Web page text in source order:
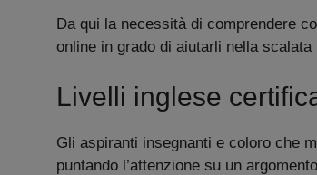
Da qui la necessità di comprendere
online in grado di aiutarli nella scalata
Livelli inglese
Gli aspiranti insegnanti e coloro che
puntando l’attenzione su un